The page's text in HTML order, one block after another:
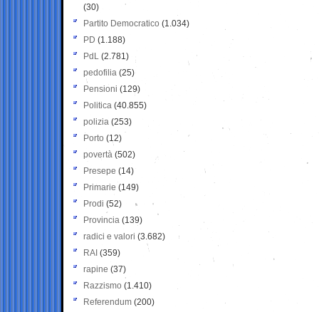
(30)
Partito Democratico (1.034)
PD (1.188)
PdL (2.781)
pedofilia (25)
Pensioni (129)
Politica (40.855)
polizia (253)
Porto (12)
povertà (502)
Presepe (14)
Primarie (149)
Prodi (52)
Provincia (139)
radici e valori (3.682)
RAI (359)
rapine (37)
Razzismo (1.410)
Referendum (200)